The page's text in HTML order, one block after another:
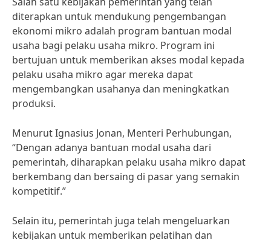
diterapkan untuk mendukung pengembangan
ekonomi mikro adalah program bantuan modal
usaha bagi pelaku usaha mikro. Program ini
bertujuan untuk memberikan akses modal kepada
pelaku usaha mikro agar mereka dapat
mengembangkan usahanya dan meningkatkan
produksi.
Menurut Ignasius Jonan, Menteri Perhubungan,
“Dengan adanya bantuan modal usaha dari
pemerintah, diharapkan pelaku usaha mikro dapat
berkembang dan bersaing di pasar yang semakin
kompetitif.”
Selain itu, pemerintah juga telah mengeluarkan
kebijakan untuk memberikan pelatihan dan